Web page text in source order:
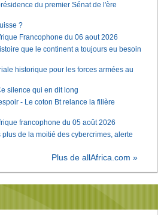
du premier Sénat de l'ère
?
Francophone du 06 aout 2026
que le continent a toujours eu besoin
historique pour les forces armées au
silence qui en dit long
- Le coton Bt relance la filière
francophone du 05 août 2026
plus de la moitié des cybercrimes, alerte
Plus de allAfrica.com »